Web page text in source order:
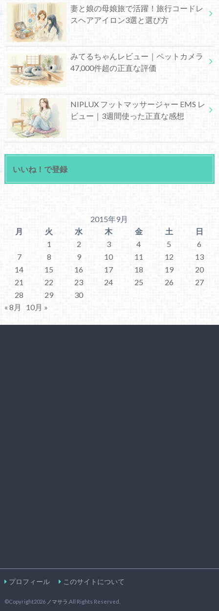
妻と娘の母娘旅で活躍！旅行コードレ
スヘアアイロン3選と選び方
みてるちゃんレビュー｜ペットカメラ
47,000件超の正直な評価
NIPLUX フットマッサージャー EMS レ
ビュー｜3週間使った正直な感想
いいね！で登録
2015年9月
月
火 水 木 金 土
日
1
2 3 4 5
6
7
8 9 10 11 12
13
14
15 16 17 18 19
20
21
22 23 24 25 26
27
28
29
30
« 8月
10月 »
プロフィール このサイトについて
©Copyright2026 ノマサラ .All Rights Reserved.